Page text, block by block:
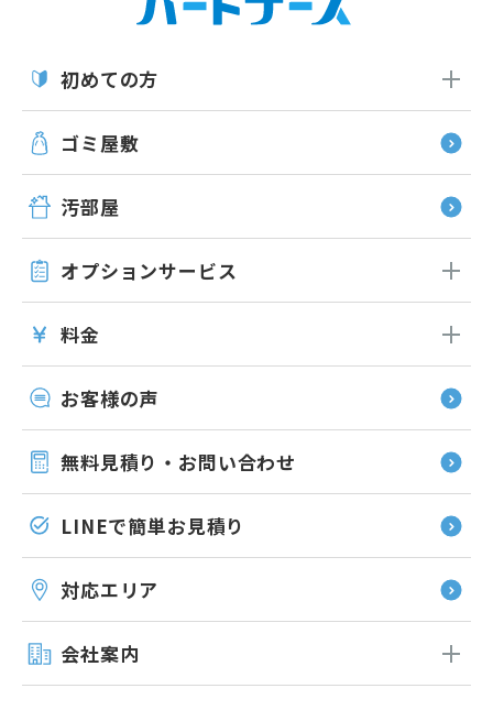
初めての方
ゴミ屋敷
汚部屋
オプションサービス
料金
お客様の声
無料見積り・お問い合わせ
LINEで簡単お見積り
対応エリア
会社案内